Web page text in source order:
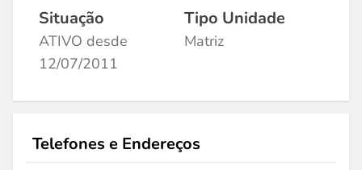
Situação
ATIVO desde
12/07/2011
Tipo Unidade
Matriz
Telefones e Endereços